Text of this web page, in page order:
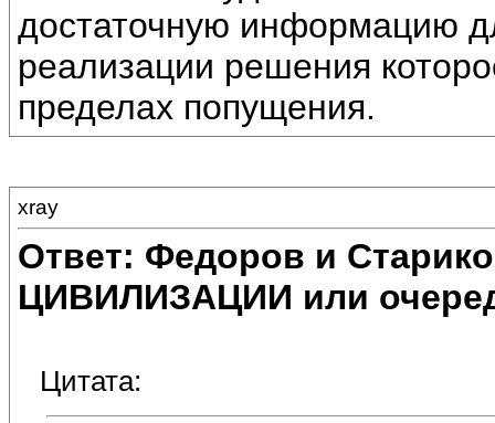
достаточную информацию
реализации решения
пределах попущения.
xray
Ответ: Федоров и
ЦИВИЛИЗАЦИИ или
Цитата: